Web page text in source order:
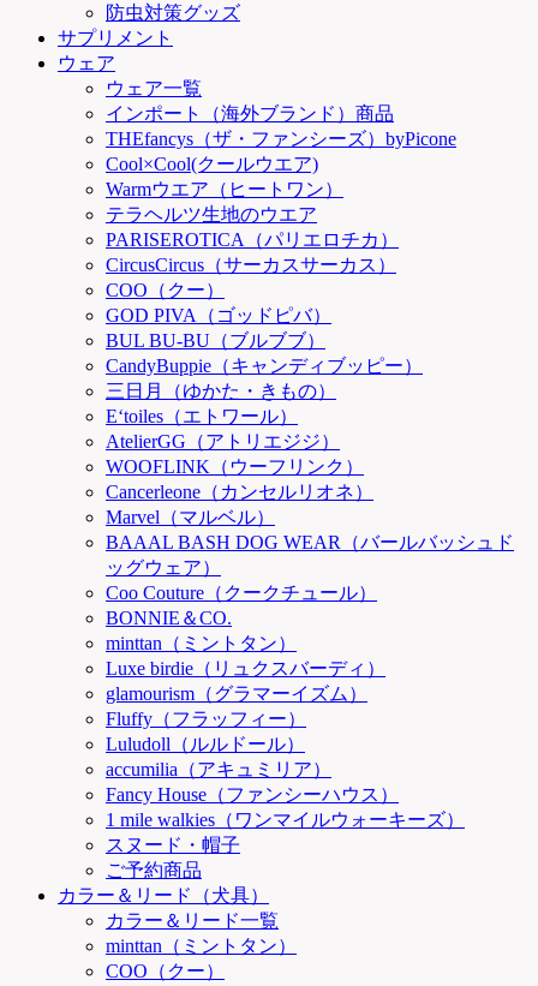
防虫対策グッズ
サプリメント
ウェア
ウェア一覧
インポート（海外ブランド）商品
THEfancys（ザ・ファンシーズ）byPicone
Cool×Cool(クールウエア)
Warmウエア（ヒートワン）
テラヘルツ生地のウエア
PARISEROTICA（パリエロチカ）
CircusCircus（サーカスサーカス）
COO（クー）
GOD PIVA（ゴッドピバ）
BUL BU-BU（ブルブブ）
CandyBuppie（キャンディブッピー）
三日月（ゆかた・きもの）
E‘toiles（エトワール）
AtelierGG（アトリエジジ）
WOOFLINK（ウーフリンク）
Cancerleone（カンセルリオネ）
Marvel（マルベル）
BAAAL BASH DOG WEAR（バールバッシュド
ッグウェア）
Coo Couture（クークチュール）
BONNIE＆CO.
minttan（ミントタン）
Luxe birdie（リュクスバーディ）
glamourism（グラマーイズム）
Fluffy（フラッフィー）
Luludoll（ルルドール）
accumilia（アキュミリア）
Fancy House（ファンシーハウス）
1 mile walkies（ワンマイルウォーキーズ）
スヌード・帽子
ご予約商品
カラー＆リード（犬具）
カラー＆リード一覧
minttan（ミントタン）
COO（クー）